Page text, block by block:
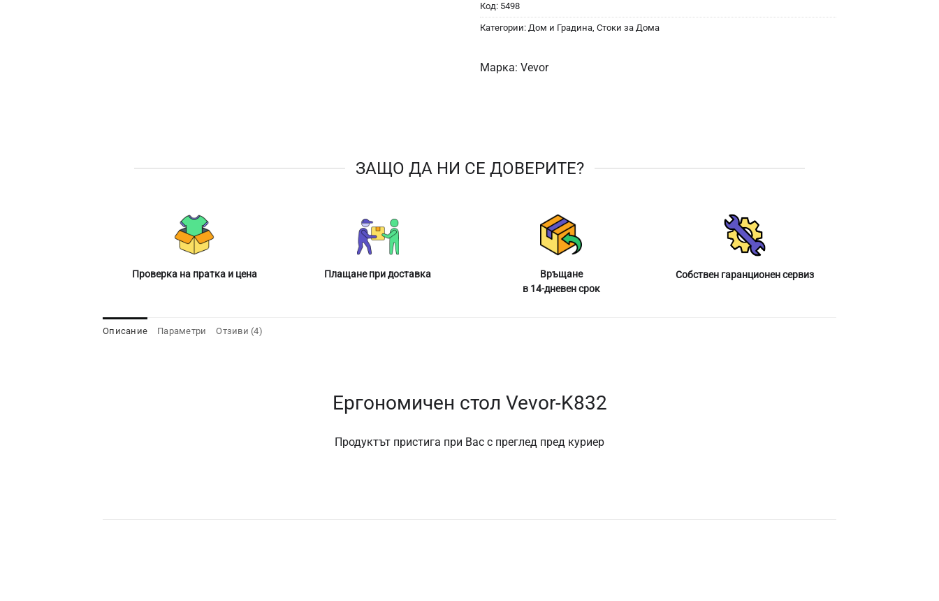
Код: 5498
Категории: Дом и Градина, Стоки за Дома
Марка: Vevor
ЗАЩО ДА НИ СЕ ДОВЕРИТЕ?
Проверка на пратка и цена Плащане при доставка
Връщане
в 14-дневен срок
Собствен гаранционен сервиз
Описание Параметри Отзиви (4)
Ергономичен стол Vevor-K832
Продуктът пристига при Вас с преглед пред куриер